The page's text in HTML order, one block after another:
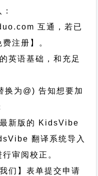
互通，若已
注册】。
英语基础，和充足
为@) 告知想要加
新版的 KidsVibe
翻译系统导入
审阅校正。
们】表单提交申请